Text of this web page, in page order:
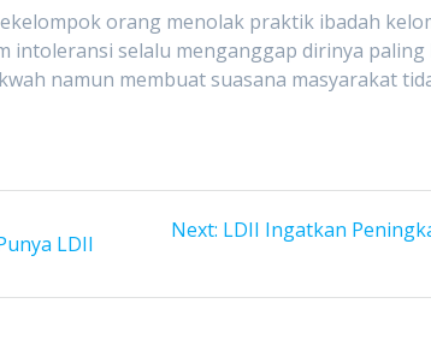
orang menolak praktik ibadah
selalu menganggap dirinya
namun membuat suasana masyarakat
LDII
Next: Next
LDII Ingatkan